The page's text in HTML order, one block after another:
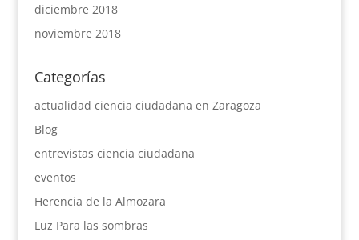
diciembre 2018
noviembre 2018
Categorías
actualidad ciencia ciudadana en Zaragoza
Blog
entrevistas ciencia ciudadana
eventos
Herencia de la Almozara
Luz Para las sombras